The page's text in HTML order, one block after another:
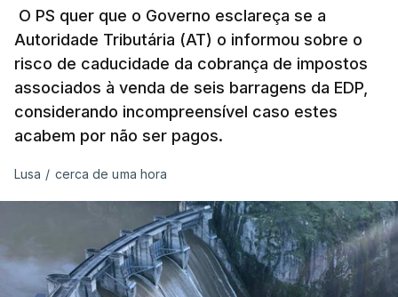
pelo mesmo empreiteiro contratado 17 vezes para
obras na Polícia Judiciária (PJ) até aos últimos dias,
em que até do Governo surgiram ordens para mais
inquéritos e averiguações aos seus mandatos à
frente da polícia criminal, Luís Neves está há
praticamente um mês sem sair do topo das
ARTIGOS RELACIONADOS
O PS quer que o Governo esclareça se a
Autoridade Tributária (AT) o informou sobre o
risco de caducidade da cobrança de impostos
associados à venda de seis barragens da EDP,
considerando incompreensível caso estes
acabem por não ser pagos.
Lusa / cerca de uma hora